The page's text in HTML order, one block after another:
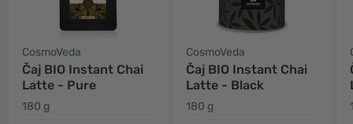
CosmoVeda
Čaj BIO Instant Chai
Latte - Pure
180 g
CosmoVeda
Čaj BIO Instant Chai
Latte - Black
180 g